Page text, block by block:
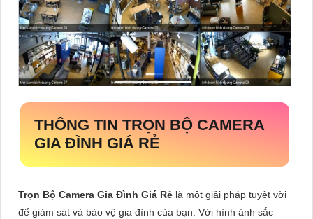
THÔNG TIN TRỌN BỘ CAMERA
GIA ĐÌNH GIÁ RẺ
Trọn Bộ Camera Gia Đình Giá Rẻ là một giải pháp tuyệt vời
để giám sát và bảo vệ gia đình của bạn. Với hình ảnh sắc